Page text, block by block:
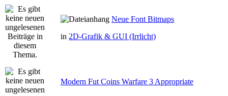
Neue Font Bitmaps
in 2D-Grafik & GUI (Irrlicht)
Modern Fut Coins Warfare 3 Appropriate